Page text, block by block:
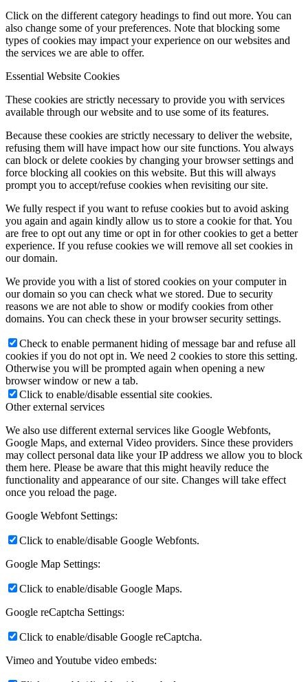
Click on the different category headings to find out more. You can
also change some of your preferences. Note that blocking some
types of cookies may impact your experience on our websites and
the services we are able to offer.
Essential Website Cookies
These cookies are strictly necessary to provide you with services
available through our website and to use some of its features.
Because these cookies are strictly necessary to deliver the website,
refusing them will have impact how our site functions. You always
can block or delete cookies by changing your browser settings and
force blocking all cookies on this website. But this will always
prompt you to accept/refuse cookies when revisiting our site.
We fully respect if you want to refuse cookies but to avoid asking
you again and again kindly allow us to store a cookie for that. You
are free to opt out any time or opt in for other cookies to get a better
experience. If you refuse cookies we will remove all set cookies in
our domain.
We provide you with a list of stored cookies on your computer in
our domain so you can check what we stored. Due to security
reasons we are not able to show or modify cookies from other
domains. You can check these in your browser security settings.
Check to enable permanent hiding of message bar and refuse all
cookies if you do not opt in. We need 2 cookies to store this setting.
Otherwise you will be prompted again when opening a new
browser window or new a tab.
Click to enable/disable essential site cookies.
Other external services
We also use different external services like Google Webfonts,
Google Maps, and external Video providers. Since these providers
may collect personal data like your IP address we allow you to block
them here. Please be aware that this might heavily reduce the
functionality and appearance of our site. Changes will take effect
once you reload the page.
Google Webfont Settings:
Click to enable/disable Google Webfonts.
Google Map Settings:
Click to enable/disable Google Maps.
Google reCaptcha Settings:
Click to enable/disable Google reCaptcha.
Vimeo and Youtube video embeds: